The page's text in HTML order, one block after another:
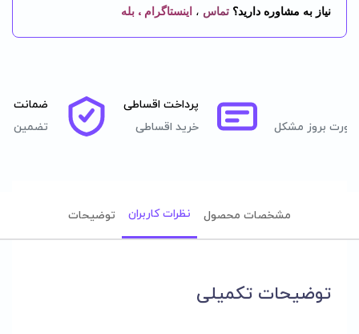
نیاز به مشاوره دارید؟ تماس ، اینستاگرام ، بله
بروز مشکل
پرداخت اقساطی
خرید اقساطی
ضمانت
تضمین
مشخصات محصول نظرات کاربران توضیحات
توضیحات تکمیلی